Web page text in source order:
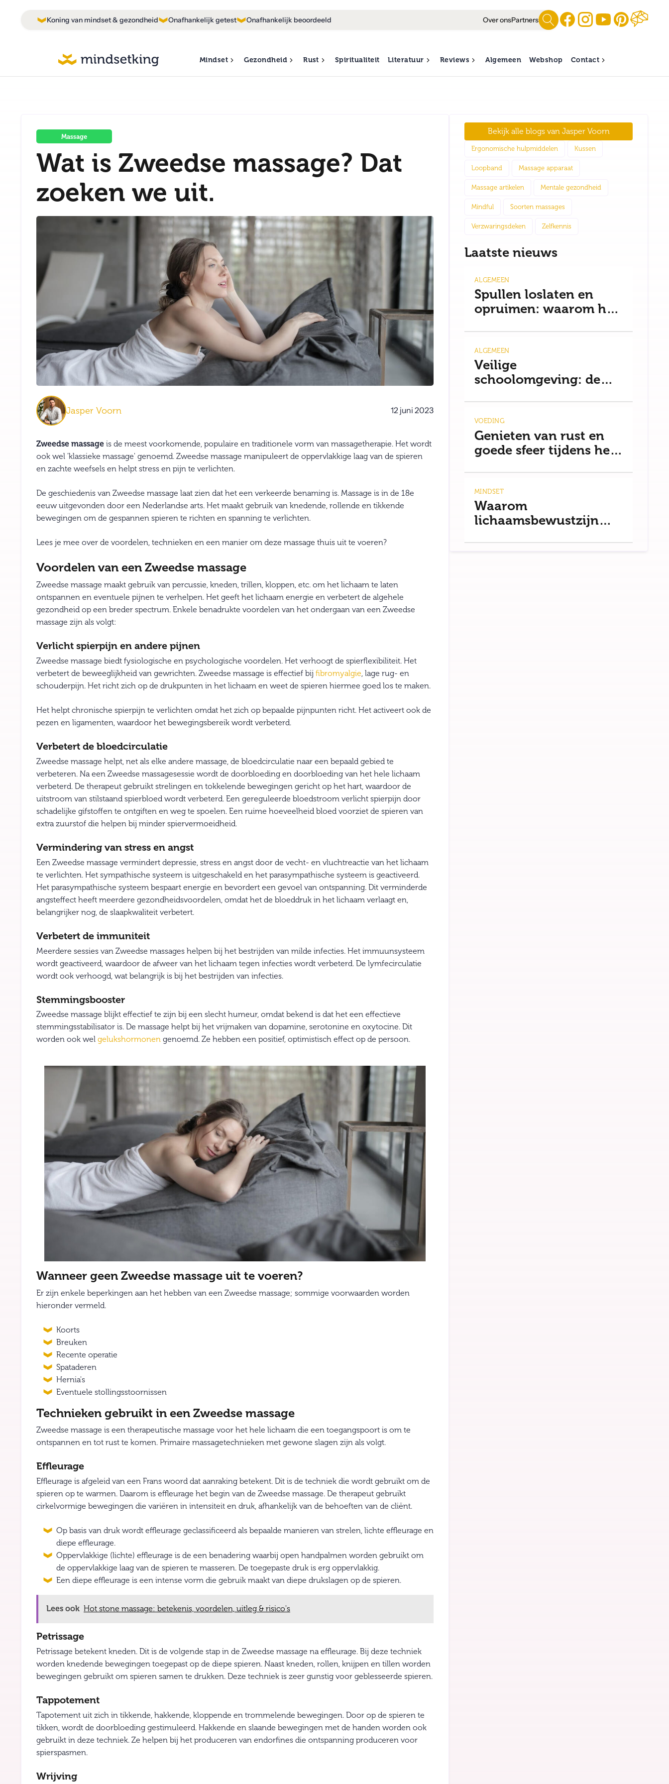
Koning van mindset & gezondheid Onafhankelijk getest Onafhankelijk beoordeeld Over onsPartners
Mindset Gezondheid Rust Spiritualiteit Literatuur Reviews Algemeen Webshop Contact
Massage
Wat is Zweedse massage? Dat
zoeken we uit.
Jasper Voorn 12 juni 2023
Zweedse massage is de meest voorkomende, populaire en traditionele vorm van massagetherapie. Het wordt
ook wel 'klassieke massage' genoemd. Zweedse massage manipuleert de oppervlakkige laag van de spieren
en zachte weefsels en helpt stress en pijn te verlichten.
De geschiedenis van Zweedse massage laat zien dat het een verkeerde benaming is. Massage is in de 18e
eeuw uitgevonden door een Nederlandse arts. Het maakt gebruik van knedende, rollende en tikkende
bewegingen om de gespannen spieren te richten en spanning te verlichten.
Lees je mee over de voordelen, technieken en een manier om deze massage thuis uit te voeren?
Voordelen van een Zweedse massage
Zweedse massage maakt gebruik van percussie, kneden, trillen, kloppen, etc. om het lichaam te laten
ontspannen en eventuele pijnen te verhelpen. Het geeft het lichaam energie en verbetert de algehele
gezondheid op een breder spectrum. Enkele benadrukte voordelen van het ondergaan van een Zweedse
massage zijn als volgt:
Verlicht spierpijn en andere pijnen
Zweedse massage biedt fysiologische en psychologische voordelen. Het verhoogt de spierflexibiliteit. Het
verbetert de beweeglijkheid van gewrichten. Zweedse massage is effectief bij fibromyalgie , lage rug- en
schouderpijn. Het richt zich op de drukpunten in het lichaam en weet de spieren hiermee goed los te maken.
Het helpt chronische spierpijn te verlichten omdat het zich op bepaalde pijnpunten richt. Het activeert ook de
pezen en ligamenten, waardoor het bewegingsbereik wordt verbeterd.
Verbetert de bloedcirculatie
Zweedse massage helpt, net als elke andere massage, de bloedcirculatie naar een bepaald gebied te
verbeteren. Na een Zweedse massagesessie wordt de doorbloeding en doorbloeding van het hele lichaam
verbeterd. De therapeut gebruikt strelingen en tokkelende bewegingen gericht op het hart, waardoor de
uitstroom van stilstaand spierbloed wordt verbeterd. Een gereguleerde bloedstroom verlicht spierpijn door
schadelijke gifstoffen te ontgiften en weg te spoelen. Een ruime hoeveelheid bloed voorziet de spieren van
extra zuurstof die helpen bij minder spiervermoeidheid.
Vermindering van stress en angst
Een Zweedse massage vermindert depressie, stress en angst door de vecht- en vluchtreactie van het lichaam
te verlichten. Het sympathische systeem is uitgeschakeld en het parasympathische systeem is geactiveerd.
Het parasympathische systeem bespaart energie en bevordert een gevoel van ontspanning. Dit verminderde
angsteffect heeft meerdere gezondheidsvoordelen, omdat het de bloeddruk in het lichaam verlaagt en,
belangrijker nog, de slaapkwaliteit verbetert.
Verbetert de immuniteit
Meerdere sessies van Zweedse massages helpen bij het bestrijden van milde infecties. Het immuunsysteem
wordt geactiveerd, waardoor de afweer van het lichaam tegen infecties wordt verbeterd. De lymfecirculatie
wordt ook verhoogd, wat belangrijk is bij het bestrijden van infecties.
Stemmingsbooster
Zweedse massage blijkt effectief te zijn bij een slecht humeur, omdat bekend is dat het een effectieve
stemmingsstabilisator is. De massage helpt bij het vrijmaken van dopamine, serotonine en oxytocine. Dit
worden ook wel gelukshormonen genoemd. Ze hebben een positief, optimistisch effect op de persoon.
Wanneer geen Zweedse massage uit te voeren?
Er zijn enkele beperkingen aan het hebben van een Zweedse massage; sommige voorwaarden worden
hieronder vermeld.
Koorts
Breuken
Recente operatie
Spataderen
Hernia's
Eventuele stollingsstoornissen
Technieken gebruikt in een Zweedse massage
Zweedse massage is een therapeutische massage voor het hele lichaam die een toegangspoort is om te
ontspannen en tot rust te komen. Primaire massagetechnieken met gewone slagen zijn als volgt.
Effleurage
Effleurage is afgeleid van een Frans woord dat aanraking betekent. Dit is de techniek die wordt gebruikt om de
spieren op te warmen. Daarom is effleurage het begin van de Zweedse massage. De therapeut gebruikt
cirkelvormige bewegingen die variëren in intensiteit en druk, afhankelijk van de behoeften van de cliënt.
Op basis van druk wordt effleurage geclassificeerd als bepaalde manieren van strelen, lichte effleurage en
diepe effleurage.
Oppervlakkige (lichte) effleurage is de een benadering waarbij open handpalmen worden gebruikt om
de oppervlakkige laag van de spieren te masseren. De toegepaste druk is erg oppervlakkig.
Een diepe effleurage is een intense vorm die gebruik maakt van diepe drukslagen op de spieren.
Lees ook Hot stone massage: betekenis, voordelen, uitleg & risico's
Petrissage
Petrissage betekent kneden. Dit is de volgende stap in de Zweedse massage na effleurage. Bij deze techniek
worden knedende bewegingen toegepast op de diepe spieren. Naast kneden, rollen, knijpen en tillen worden
bewegingen gebruikt om spieren samen te drukken. Deze techniek is zeer gunstig voor geblesseerde spieren.
Tappotement
Tapotement uit zich in tikkende, hakkende, kloppende en trommelende bewegingen. Door op de spieren te
tikken, wordt de doorbloeding gestimuleerd. Hakkende en slaande bewegingen met de handen worden ook
gebruikt in deze techniek. Ze helpen bij het produceren van endorfines die ontspanning produceren voor
spierspasmen.
Wrijving
Bekijk alle blogs van Jasper Voorn
Ergonomische hulpmiddelen Kussen
Loopband Massage apparaat
Massage artikelen Mentale gezondheid
Mindful Soorten massages
Verzwaringsdeken Zelfkennis
Laatste nieuws
ALGEMEEN
Spullen loslaten en
opruimen: waarom het
ALGEMEEN
Veilige
schoolomgeving: de
VOEDING
Genieten van rust en
goede sfeer tijdens het
MINDSET
Waarom
lichaamsbewustzijn